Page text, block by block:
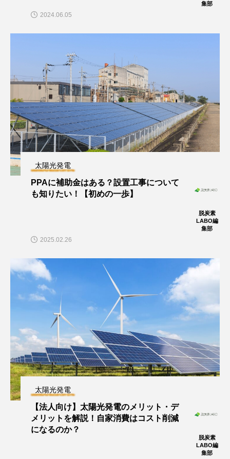
集部
2024.06.05
太陽光発電
PPAに補助金はある？設置工事について
も知りたい！【初めの一歩】
脱炭素
LABO編
集部
2025.02.26
太陽光発電
【法人向け】太陽光発電のメリット・デ
メリットを解説！自家消費はコスト削減
になるのか？
脱炭素
LABO編
集部